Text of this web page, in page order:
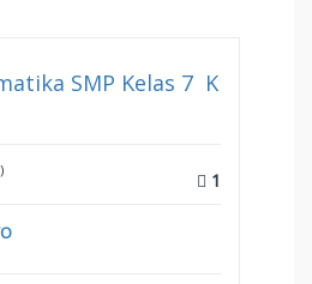
SMP Kelas 7 K
1